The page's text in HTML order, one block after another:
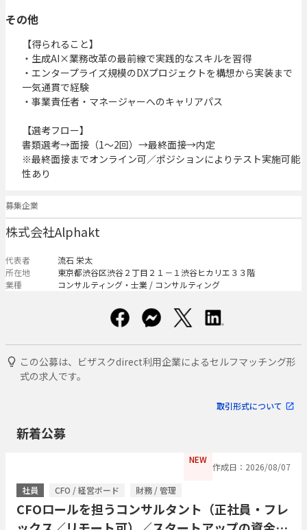
その他
【得られること】
・生成AI×業務改革の最前線で実践的なスキルを習得
・エンタープライズ規模のDXプロジェクトを構想から実装まで
一気通貫で経験
・事業責任者・マネージャーへのキャリアパス
【選考フロー】
書類選考→面接（1〜2回）→最終面接→内定
※最終面接までオンライン可／ポジションによりテスト実施可能
性あり
募集企業
株式会社Alphakt
代表者
流石 栄太
所在地
東京都渋谷区渋谷２丁目２１－１渋谷ヒカリエ３３階
業種
コンサルティング・士業 / コンサルティング
この公募は、ビザスクdirect利用企業によるセルフマッチング形
式の求人です。
取引形式について
新着公募
NEW
作成日：2026/08/07
社員
CFO / 経営ボード 財務 / 管理
CFOロールを担うコンサルタント（正社員・フレ